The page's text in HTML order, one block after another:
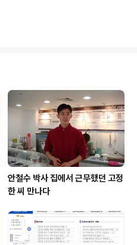
김 : 둘이 다른
철수 교수와 단
가 우리나라에
(이하 김) : 본의
. 안철수(이하
개인보다는 사
중에서도 영웅
안철수 박사 집에서 근무했던 고정
한 씨 만나다